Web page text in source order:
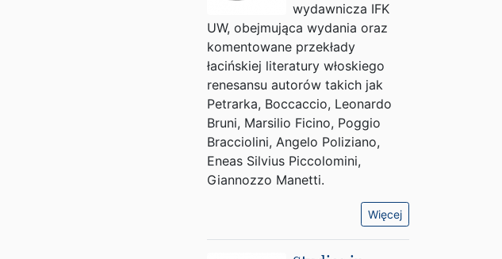
wydawnicza IFK
UW, obejmująca wydania oraz
komentowane przekłady
łacińskiej literatury włoskiego
renesansu autorów takich jak
Petrarka, Boccaccio, Leonardo
Bruni, Marsilio Ficino, Poggio
Bracciolini, Angelo Poliziano,
Eneas Silvius Piccolomini,
Giannozzo Manetti.
Więcej